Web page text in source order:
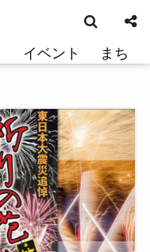
イベント まち
索